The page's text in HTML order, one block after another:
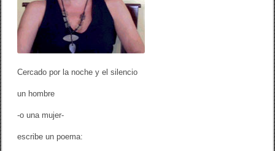
/
n
a
u
l
d
Cercado por la noche y el silencio
un hombre
-o una mujer-
escribe un poema: